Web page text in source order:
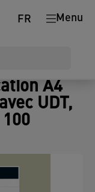
Menu
FR
A4
UDT,